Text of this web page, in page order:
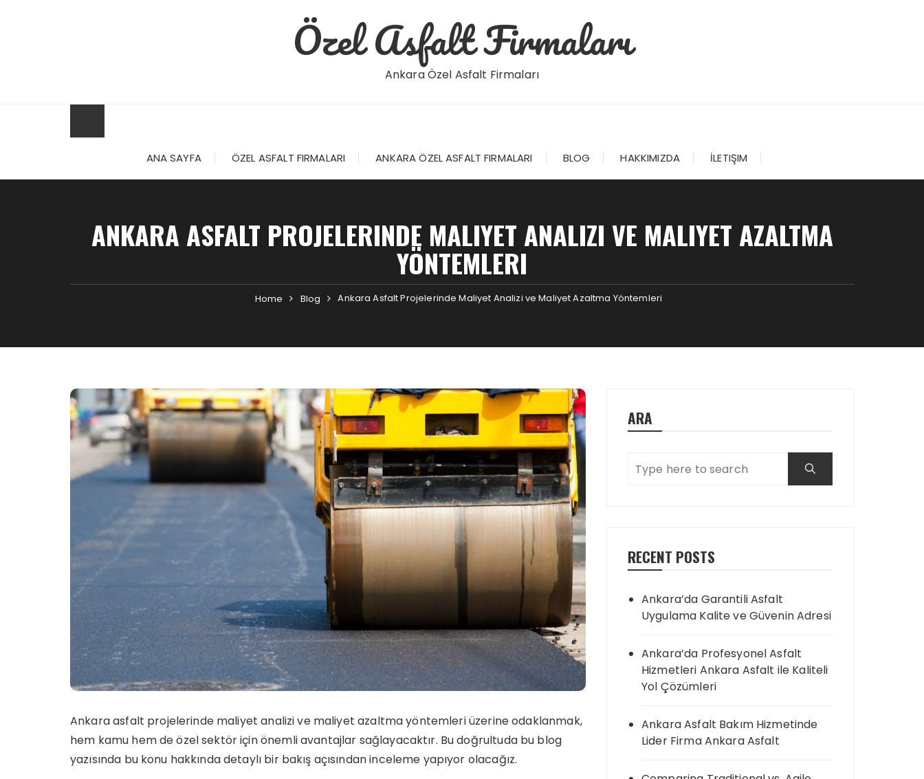
Özel Asfalt Firmaları
Ankara Özel Asfalt Firmaları
ANA SAYFA ÖZEL ASFALT FIRMALARI ANKARA ÖZEL ASFALT FIRMALARI BLOG HAKKIMIZDA İLETIŞIM
ANKARA ASFALT PROJELERINDE MALIYET ANALIZI VE MALIYET AZALTMA
YÖNTEMLERI
Home Blog Ankara Asfalt Projelerinde Maliyet Analizi ve Maliyet Azaltma Yöntemleri
Ankara asfalt projelerinde maliyet analizi ve maliyet azaltma yöntemleri üzerine odaklanmak,
hem kamu hem de özel sektör için önemli avantajlar sağlayacaktır. Bu doğrultuda bu blog
yazısında bu konu hakkında detaylı bir bakış açısından inceleme yapıyor olacağız.
ARA
RECENT POSTS
Ankara’da Garantili Asfalt
Uygulama Kalite ve Güvenin Adresi
Ankara’da Profesyonel Asfalt
Hizmetleri Ankara Asfalt ile Kaliteli
Yol Çözümleri
Ankara Asfalt Bakım Hizmetinde
Lider Firma Ankara Asfalt